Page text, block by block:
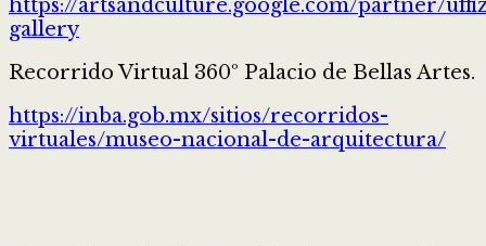
https://artsandculture.google.com/partner/
gallery
Recorrido Virtual 360º Palacio de Bellas Artes.
https://inba.gob.mx/sitios/recorridos-
virtuales/museo-nacional-de-arquitectura/